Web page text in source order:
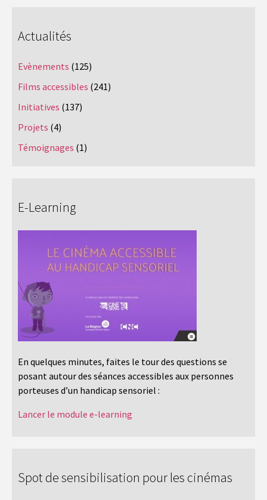
Actualités
Evènements (125)
Films accessibles (241)
Initiatives (137)
Projets (4)
Témoignages (1)
E-Learning
En quelques minutes, faites le tour des questions se
posant autour des séances accessibles aux personnes
porteuses d’un handicap sensoriel :
Lancer le module e-learning
Spot de sensibilisation pour les cinémas